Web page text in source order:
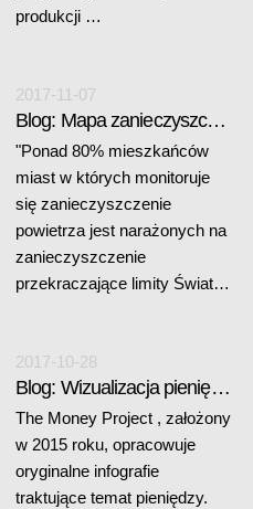
produkcji …
2017-11-07
Blog: Mapa zanieczyszczenia powietrza
"Ponad 80% mieszkańców
miast w których monitoruje
się zanieczyszczenie
powietrza jest narażonych na
zanieczyszczenie
przekraczające limity Świat…
2017-10-28
Blog: Wizualizacja pieniędzy i rynków światowych
The Money Project , założony
w 2015 roku, opracowuje
oryginalne infografie
traktujące temat pieniędzy.